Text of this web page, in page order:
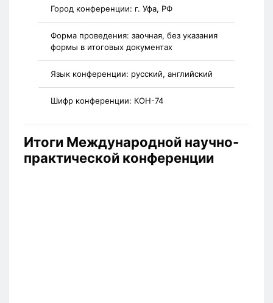
Город конференции: г. Уфа, РФ
Форма проведения: заочная, без указания
формы в итоговых документах
Язык конференции: русский, английский
Шифр конференции: КОН-74
Итоги Международной научно-
практической конференции